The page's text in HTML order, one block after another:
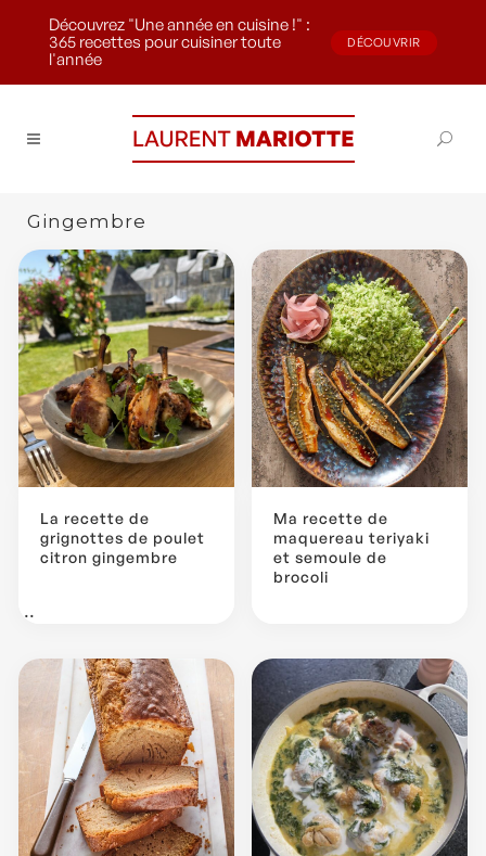
Découvrez "Une année en cuisine !" :
365 recettes pour cuisiner toute
l'année
DÉCOUVRIR
Gingembre
La recette de
grignottes de poulet
citron gingembre
...
Ma recette de
maquereau teriyaki
et semoule de
brocoli